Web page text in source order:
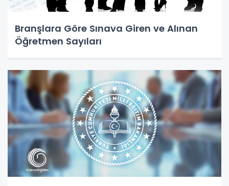
Branşlara Göre Sınava Giren ve Alınan
Öğretmen Sayıları